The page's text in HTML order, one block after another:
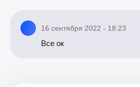
16 сентября 2022 - 18:23
Все ок